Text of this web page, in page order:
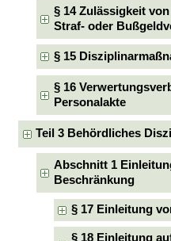
§ 14 Zulässigkeit
Straf- oder
§ 15
§ 16
Personalakte
Teil 3 Behördliches
Abschnitt 1
Beschränkung
§ 17 Einleitung
§ 18 Einleitung